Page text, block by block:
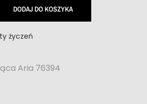
DODAJ DO KOSZYKA
życzeń
Aria 76394